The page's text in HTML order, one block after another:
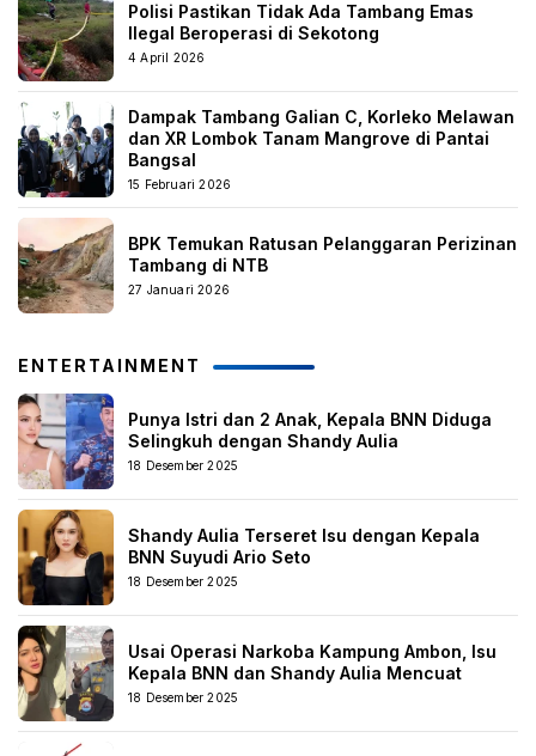
Polisi Pastikan Tidak Ada Tambang Emas
Ilegal Beroperasi di Sekotong
4 April 2026
Dampak Tambang Galian C, Korleko Melawan
dan XR Lombok Tanam Mangrove di Pantai
Bangsal
15 Februari 2026
BPK Temukan Ratusan Pelanggaran Perizinan
Tambang di NTB
27 Januari 2026
ENTERTAINMENT
Punya Istri dan 2 Anak, Kepala BNN Diduga
Selingkuh dengan Shandy Aulia
18 Desember 2025
Shandy Aulia Terseret Isu dengan Kepala
BNN Suyudi Ario Seto
18 Desember 2025
Usai Operasi Narkoba Kampung Ambon, Isu
Kepala BNN dan Shandy Aulia Mencuat
18 Desember 2025